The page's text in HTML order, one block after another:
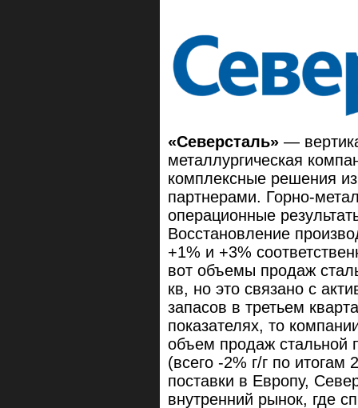
«Северсталь» —
металлургическая
комплексные решения
партнерами. Горно-
операционные
Восстановление
+1% и +3%
вот объемы продаж
кв, но это связано с
запасов в третьем
показателях, то
объем продаж стальной
(всего -2% г/г по
поставки в Европу,
внутренний рынок, где